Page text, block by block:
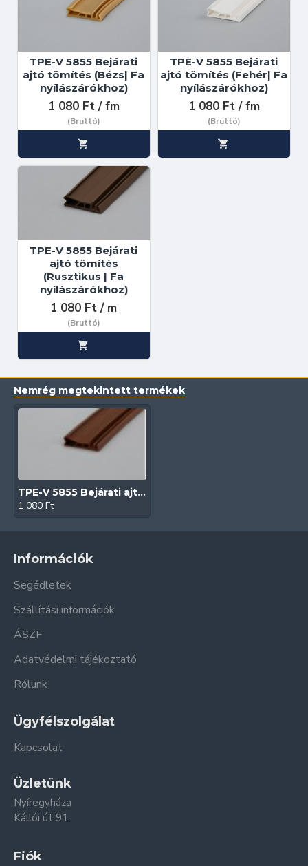
TPE-V 5855 Bejárati
ajtó tömítés (Bézs| Fa
nyílászárókhoz)
1 080 Ft / fm
(Bruttó)
TPE-V 5855 Bejárati
ajtó tömítés (Fehér| Fa
nyílászárókhoz)
1 080 Ft / fm
(Bruttó)
TPE-V 5855 Bejárati
ajtó tömítés
(Rusztikus | Fa
nyílászárókhoz)
1 080 Ft / m
(Bruttó)
Nemrég megtekintett termékek
TPE-V 5855 Bejárati ajtó tömítés (Barna| Fa nyílászárókhoz)
1 080 Ft
Információk
Segédletek
Szállítási információk
ÁSZF
Adatvédelmi tájékoztató
Rólunk
Ügyfélszolgálat
Kapcsolat
Üzletünk
Nyíregyháza
Kállói út 91.
Fiók